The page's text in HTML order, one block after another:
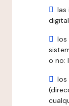
las
los
o no:
los